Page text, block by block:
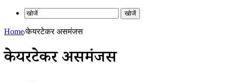
खोजें
Home/केयरटेकर असमंजस
केयरटेकर असमंजस